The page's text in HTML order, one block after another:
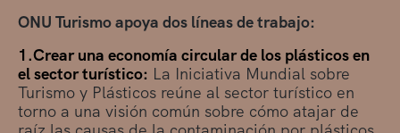
ONU Turismo apoya dos líneas de trabajo:
1.Crear una economía circular de los plásticos en
el sector turístico: La Iniciativa Mundial sobre
Turismo y Plásticos reúne al sector turístico en
torno a una visión común sobre cómo atajar de